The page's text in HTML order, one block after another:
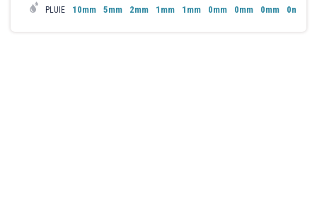
PLUIE
10mm 5mm 2mm 1mm 1mm 0mm 0mm 0mm 0mm